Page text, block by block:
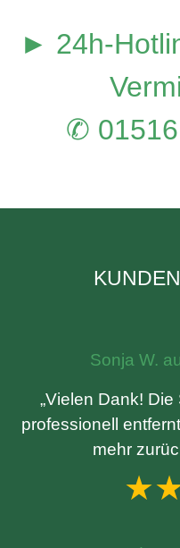
► 24h-
✆
Sonja W.
„Vielen Dank!
professionell
mehr